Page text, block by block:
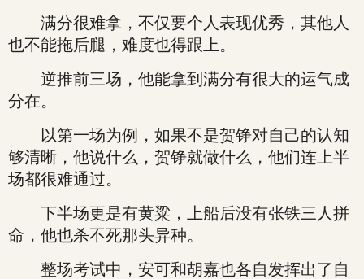
满分很难拿，不仅要个人表现优秀，其他人
也不能拖后腿，难度也得跟上。
逆推前三场，他能拿到满分有很大的运气成
分在。
以第一场为例，如果不是贺铮对自己的认知
够清晰，他说什么，贺铮就做什么，他们连上半
场都很难通过。
下半场更是有黄粱，上船后没有张铁三人拼
命，他也杀不死那头异种。
整场考试中，安可和胡嘉也各自发挥出了自